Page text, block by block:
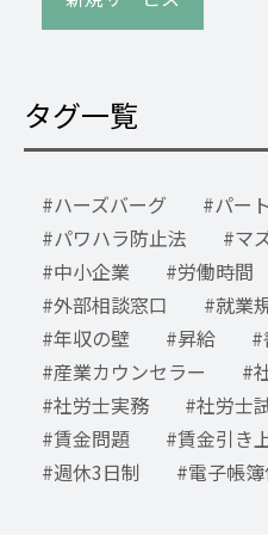
タグ一覧
ハーズバーグ
パー
パワハラ防止法
マ
中小企業
労働時間
外部相談窓口
就業
年収の壁
昇給
産業カウンセラー
社労士実務
社労士
賃金問題
賃金引き
週休3日制
電子帳